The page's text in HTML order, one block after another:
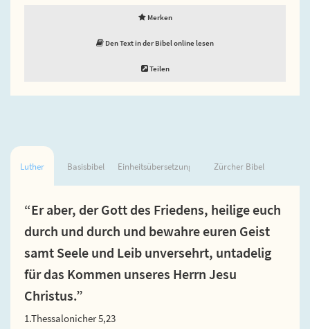
Merken
Den Text in der Bibel online lesen
Teilen
Luther Basisbibel Einheitsübersetzung Zürcher Bibel
“Er aber, der Gott des Friedens, heilige euch
durch und durch und bewahre euren Geist
samt Seele und Leib unversehrt, untadelig
für das Kommen unseres Herrn Jesu
Christus.”
1.Thessalonicher 5,23